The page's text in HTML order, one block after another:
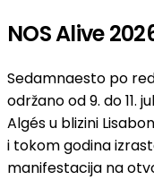
NOS Alive
Sedamnaesto po
održano od 9. do 11.
Algés u blizini
i tokom godina
manifestacija na